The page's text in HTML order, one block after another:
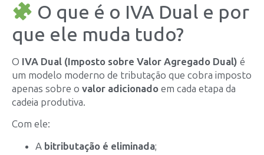
O que é o IVA Dual e por
que ele muda tudo?
O IVA Dual (Imposto sobre Valor Agregado Dual) é
um modelo moderno de tributação que cobra imposto
apenas sobre o valor adicionado em cada etapa da
cadeia produtiva.
Com ele:
A bitributação é eliminada;